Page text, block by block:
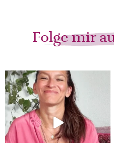
Folge mir